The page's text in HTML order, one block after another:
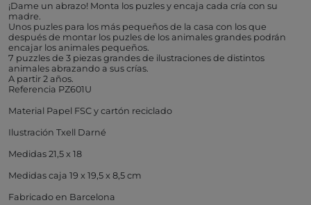
​¡Dame un abrazo! Monta los puzles y encaja cada cría con su
madre.
Unos puzles para los más pequeños de la casa con los que
después de montar los puzles de los animales grandes podrán
encajar los animales pequeños.
7 puzzles de 3 piezas grandes de ilustraciones de distintos
animales abrazando a sus crías.
A partir 2 años.
Referencia PZ601U
Material Papel FSC y cartón reciclado
Ilustración Txell Darné
Medidas 21,5 x 18
Medidas caja 19 x 19,5 x 8,5 cm
Fabricado en Barcelona